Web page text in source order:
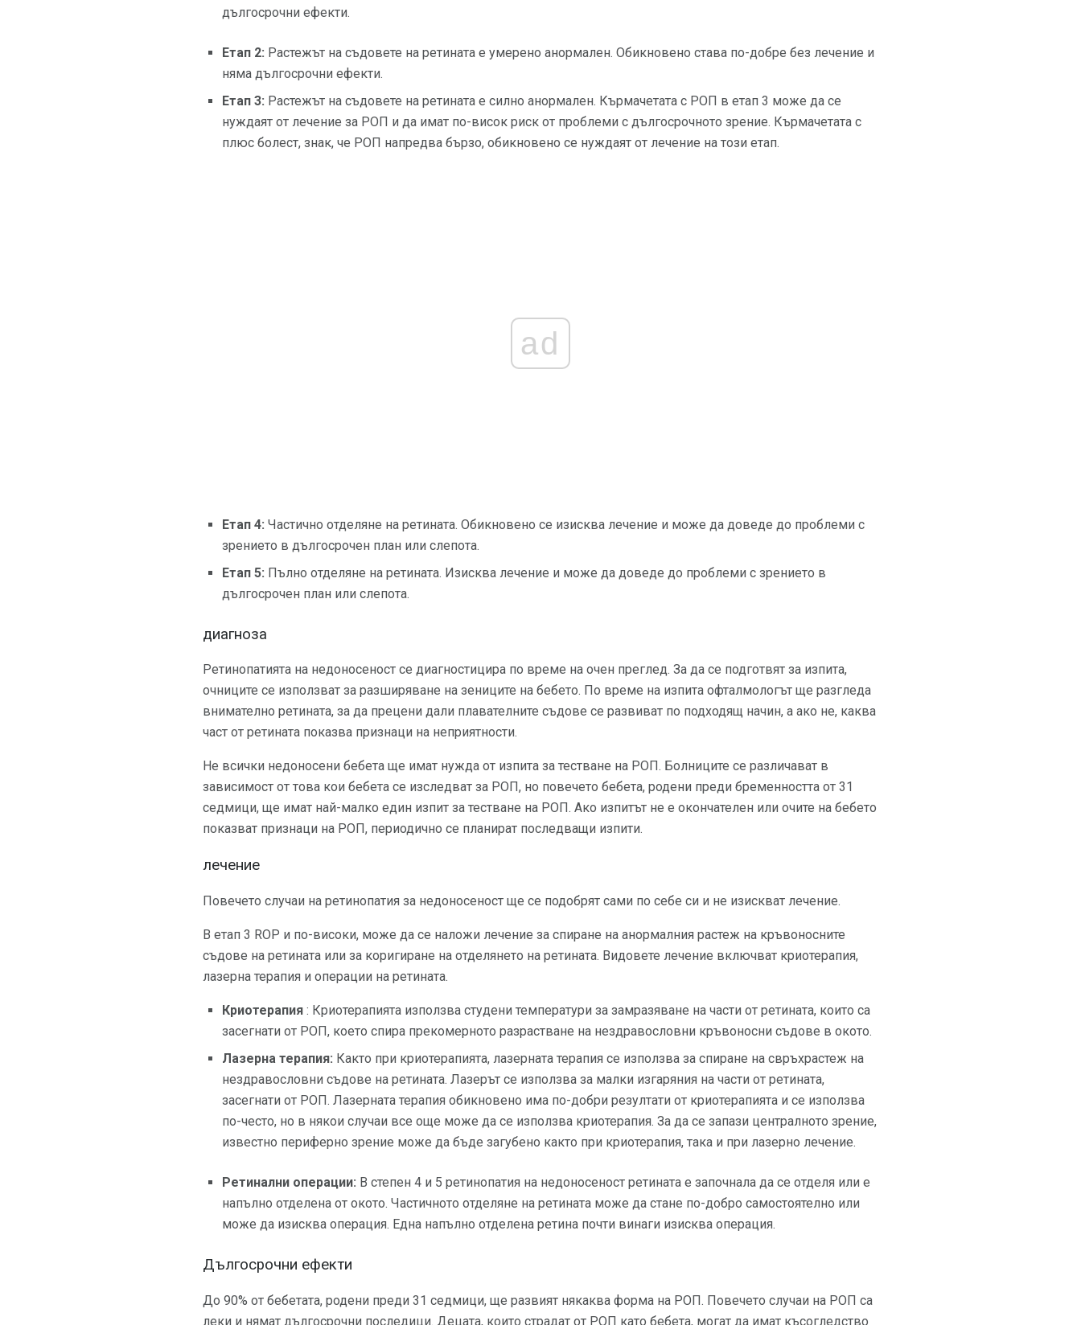
дългосрочни ефекти.
Етап 2: Растежът на съдовете на ретината е умерено анормален. Обикновено става по-добре без лечение и
няма дългосрочни ефекти.
Етап 3: Растежът на съдовете на ретината е силно анормален. Кърмачетата с РОП в етап 3 може да се
нуждаят от лечение за РОП и да имат по-висок риск от проблеми с дългосрочното зрение. Кърмачетата с
плюс болест, знак, че РОП напредва бързо, обикновено се нуждаят от лечение на този етап.
ad
Етап 4: Частично отделяне на ретината. Обикновено се изисква лечение и може да доведе до проблеми с
зрението в дългосрочен план или слепота.
Етап 5: Пълно отделяне на ретината. Изисква лечение и може да доведе до проблеми с зрението в
дългосрочен план или слепота.
диагноза
Ретинопатията на недоносеност се диагностицира по време на очен преглед. За да се подготвят за изпита,
очниците се използват за разширяване на зениците на бебето. По време на изпита офталмологът ще разгледа
внимателно ретината, за да прецени дали плавателните съдове се развиват по подходящ начин, а ако не, каква
част от ретината показва признаци на неприятности.
Не всички недоносени бебета ще имат нужда от изпита за тестване на РОП. Болниците се различават в
зависимост от това кои бебета се изследват за РОП, но повечето бебета, родени преди бременността от 31
седмици, ще имат най-малко един изпит за тестване на РОП. Ако изпитът не е окончателен или очите на бебето
показват признаци на РОП, периодично се планират последващи изпити.
лечение
Повечето случаи на ретинопатия за недоносеност ще се подобрят сами по себе си и не изискват лечение.
В етап 3 ROP и по-високи, може да се наложи лечение за спиране на анормалния растеж на кръвоносните
съдове на ретината или за коригиране на отделянето на ретината. Видовете лечение включват криотерапия,
лазерна терапия и операции на ретината.
Криотерапия : Криотерапията използва студени температури за замразяване на части от ретината, които са
засегнати от РОП, което спира прекомерното разрастване на нездравословни кръвоносни съдове в окото.
Лазерна терапия: Както при криотерапията, лазерната терапия се използва за спиране на свръхрастеж на
нездравословни съдове на ретината. Лазерът се използва за малки изгаряния на части от ретината,
засегнати от РОП. Лазерната терапия обикновено има по-добри резултати от криотерапията и се използва
по-често, но в някои случаи все още може да се използва криотерапия. За да се запази централното зрение,
известно периферно зрение може да бъде загубено както при криотерапия, така и при лазерно лечение.
Ретинални операции: В степен 4 и 5 ретинопатия на недоносеност ретината е започнала да се отделя или е
напълно отделена от окото. Частичното отделяне на ретината може да стане по-добро самостоятелно или
може да изисква операция. Една напълно отделена ретина почти винаги изисква операция.
Дългосрочни ефекти
До 90% от бебетата, родени преди 31 седмици, ще развият някаква форма на РОП. Повечето случаи на РОП са
леки и нямат дългосрочни последици. Децата, които страдат от РОП като бебета, могат да имат късогледство